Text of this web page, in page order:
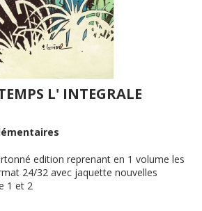
L' INTEGRALE
edition reprenant en 1 volume les
24/32 avec jaquette nouvelles
1 et 2